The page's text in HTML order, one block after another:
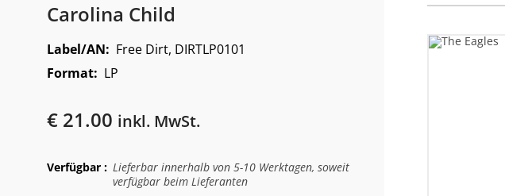
Carolina Child
Label/AN: Free Dirt, DIRTLP0101
Format: LP
€21.00 inkl. MwSt.
Verfügbar : Lieferbar innerhalb von 5-10 Werktagen, soweit
verfügbar beim Lieferanten